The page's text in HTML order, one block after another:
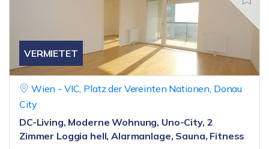
VERMIETET
Wien - VIC, Platz der Vereinten Nationen, Donau
City
DC-Living, Moderne Wohnung, Uno-City, 2
Zimmer Loggia hell, Alarmanlage, Sauna, Fitness